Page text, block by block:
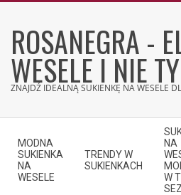
contentROSANEGRA -
WESELE I NIE
ZNAJDŹ IDEALNĄ SUKIENKĘ NA WESELE
Navigation
Menu
MODNA
SUKIENKA
NA
WESELE
TRENDY W
SUKIENKACH
NA
W